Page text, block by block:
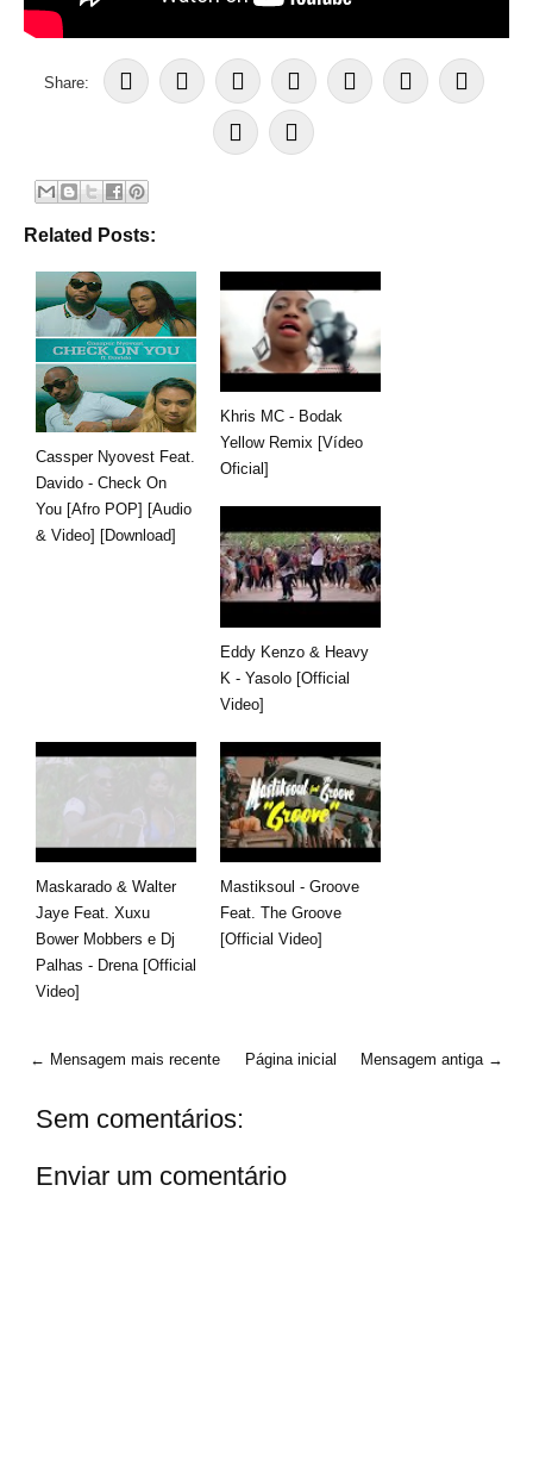
Share:
Related Posts:
Cassper Nyovest Feat.
Davido - Check On
You [Afro POP] [Audio
& Video] [Download]
Khris MC - Bodak
Yellow Remix [Vídeo
Oficial]
Eddy Kenzo & Heavy
K - Yasolo [Official
Video]
Maskarado & Walter
Jaye Feat. Xuxu
Bower Mobbers e Dj
Palhas - Drena [Official
Video]
Mastiksoul - Groove
Feat. The Groove
[Official Video]
← Mensagem mais recente Mensagem antiga →
Página inicial
Sem comentários:
Enviar um comentário